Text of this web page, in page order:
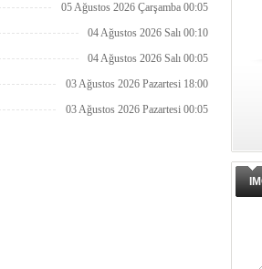
05 Ağustos 2026 Çarşamba 00:05
04 Ağustos 2026 Salı 00:10
04 Ağustos 2026 Salı 00:05
03 Ağustos 2026 Pazartesi 18:00
03 Ağustos 2026 Pazartesi 00:05